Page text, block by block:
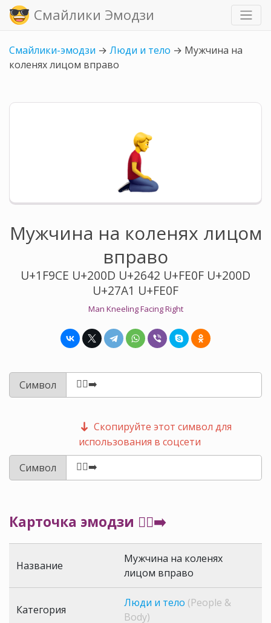
Смайлики Эмодзи
Смайлики-эмодзи → Люди и тело → Мужчина на
коленях лицом вправо
Мужчина на коленях лицом
вправо
U+1F9CE U+200D U+2642 U+FE0F U+200D
U+27A1 U+FE0F
Man Kneeling Facing Right
Символ
Скопируйте этот символ для
использования в соцсети
Символ
Карточка эмодзи 🧎‍♂️‍➡️
Название
Мужчина на коленях
лицом вправо
Категория
Люди и тело (People &
Body)